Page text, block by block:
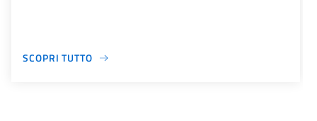
SCOPRI TUTTO